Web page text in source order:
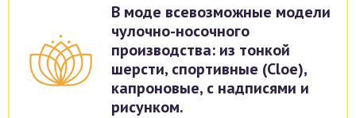
В моде всевозможные модели
чулочно-носочного
производства: из тонкой
шерсти, спортивные (Cloe),
капроновые, с надписями и
рисунком.